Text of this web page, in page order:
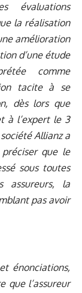
évaluations
la réalisation
amélioration
d’une étude
comme
tacite à se
dès lors que
à l’expert le 3
Allianz a
que le
sous toutes
assureurs, la
pas avoir
énonciations,
que l’assureur